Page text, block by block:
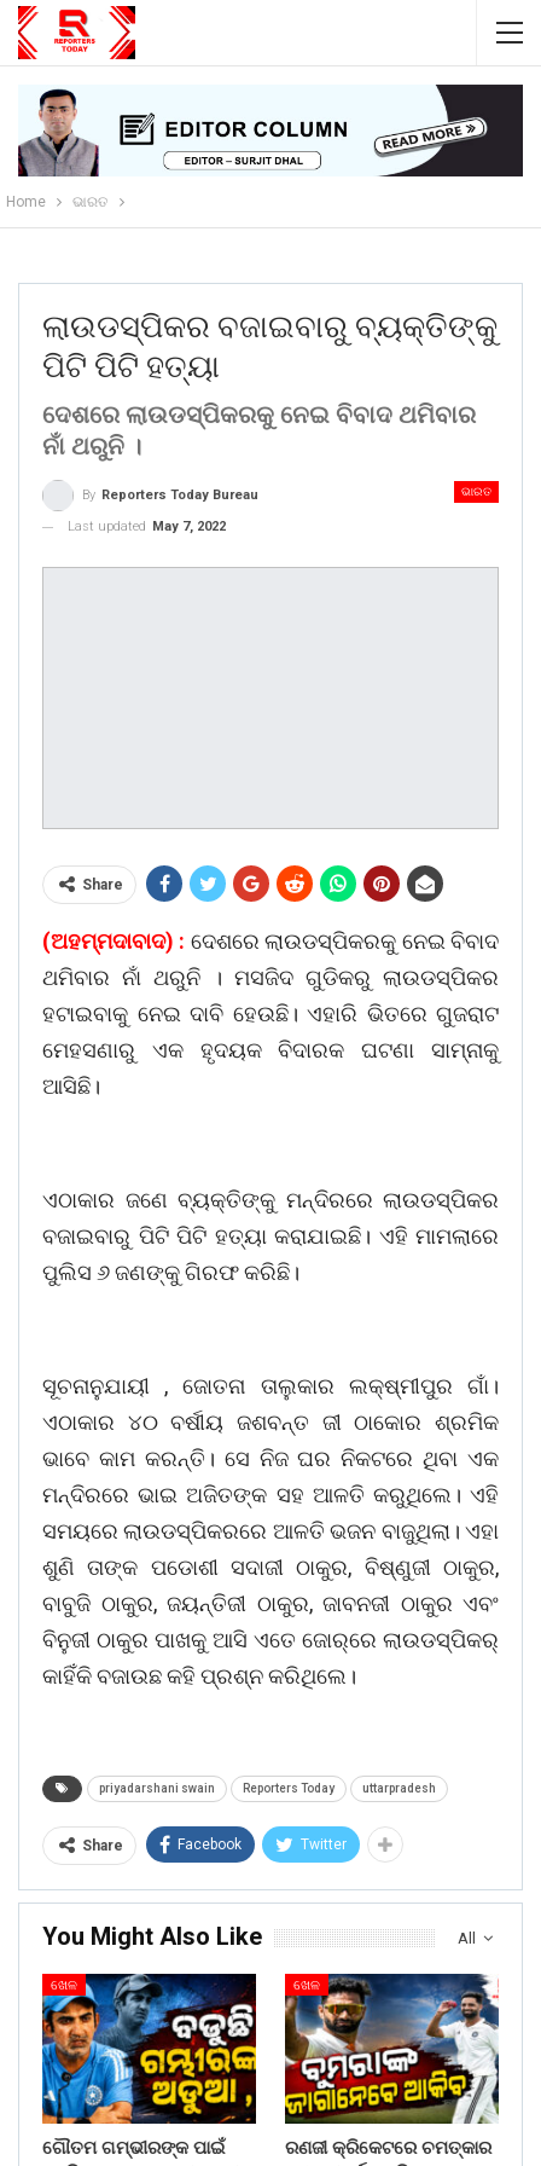
Home ଭାରତ
ଲାଉଡସ୍ପିକର ବଜାଇବାରୁ ବ୍ୟକ୍ତିଙ୍କୁ
ପିଟି ପିଟି ହତ୍ୟା
ଦେଶରେ ଲାଉଡସ୍ପିକରକୁ ନେଇ ବିବାଦ ଥମିବାର
ନାଁ ଥରୁନି ।
ଭାରତ
By Reporters Today Bureau
Last updated
May 7, 2022
Share
(ଅହମ୍ମଦାବାଦ) : ଦେଶରେ ଲାଉଡସ୍ପିକରକୁ ନେଇ ବିବାଦ
ଥମିବାର ନାଁ ଥରୁନି । ମସଜିଦ ଗୁଡିକରୁ ଲାଉଡସ୍ପିକର
ହଟାଇବାକୁ ନେଇ ଦାବି ହେଉଛି। ଏହାରି ଭିତରେ ଗୁଜରାଟ
ମେହସଣାରୁ ଏକ ହୃଦୟକ ବିଦାରକ ଘଟଣା ସାମ୍ନାକୁ
ଆସିଛି।
ଏଠାକାର ଜଣେ ବ୍ୟକ୍ତିଙ୍କୁ ମନ୍ଦିରରେ ଲାଉଡସ୍ପିକର
ବଜାଇବାରୁ ପିଟି ପିଟି ହତ୍ୟା କରାଯାଇଛି। ଏହି ମାମଲାରେ
ପୁଲିସ ୬ ଜଣଙ୍କୁ ଗିରଫ କରିଛି।
ସୂଚନାନୁଯାୟୀ , ଜୋତନା ତାଲୁକାର ଲକ୍ଷ୍ମୀପୁର ଗାଁ।
ଏଠାକାର ୪୦ ବର୍ଷୀୟ ଜଶବନ୍ତ ଜୀ ଠାକୋର ଶ୍ରମିକ
ଭାବେ କାମ କରନ୍ତି। ସେ ନିଜ ଘର ନିକଟରେ ଥିବା ଏକ
ମନ୍ଦିରରେ ଭାଇ ଅଜିତଙ୍କ ସହ ଆଳତି କରୁଥିଲେ। ଏହି
ସମୟରେ ଲାଉଡସ୍ପିକରରେ ଆଳତି ଭଜନ ବାଜୁଥିଲା। ଏହା
ଶୁଣି ତାଙ୍କ ପଡୋଶୀ ସଦାଜୀ ଠାକୁର, ବିଷ୍ଣୁଜୀ ଠାକୁର,
ବାବୁଜି ଠାକୁର, ଜୟନ୍ତିଜୀ ଠାକୁର, ଜାବନଜୀ ଠାକୁର ଏବଂ
ବିନୁଜୀ ଠାକୁର ପାଖକୁ ଆସି ଏତେ ଜୋର୍‌ରେ ଲାଉଡସ୍ପିକର୍‌
କାହିଁକି ବଜାଉଛ କହି ପ୍ରଶ୍ନ କରିଥିଲେ।
priyadarshani swain Reporters Today uttarpradesh
Share Facebook Twitter
All
You Might Also Like
ଖେଳ
ଗୌତମ ଗମ୍ଭୀରଙ୍କ ପାଇଁ
ଖେଳ
ରଣଜୀ କ୍ରିକେଟରେ ଚମତ୍କାର